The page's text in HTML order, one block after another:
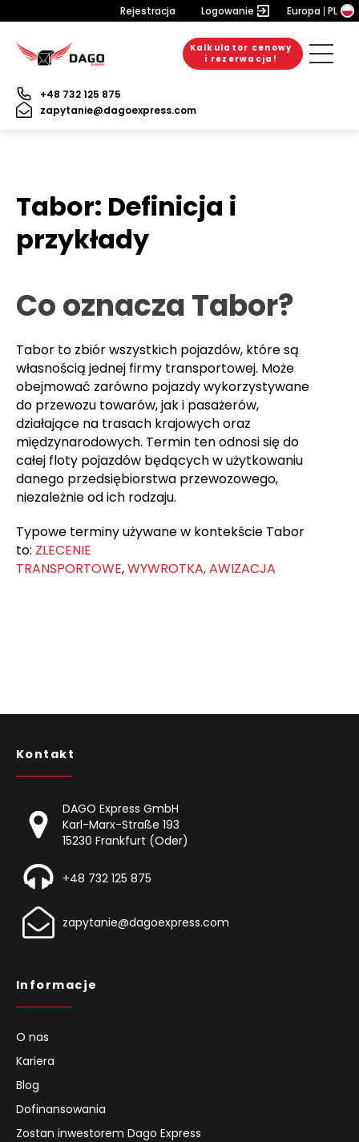
Rejestracja Logowanie Europa PL
Kalkulator cenowy
i rezerwacja!
+48 732 125 875
zapytanie@dagoexpress.com
Tabor: Definicja i
przykłady
Co oznacza Tabor?
Tabor to zbiór wszystkich pojazdów, które są
własnością jednej firmy transportowej. Może
obejmować zarówno pojazdy wykorzystywane
do przewozu towarów, jak i pasażerów,
działające na trasach krajowych oraz
międzynarodowych. Termin ten odnosi się do
całej floty pojazdów będących w użytkowaniu
danego przedsiębiorstwa przewozowego,
niezależnie od ich rodzaju.
Typowe terminy używane w kontekście Tabor
to: ZLECENIE
TRANSPORTOWE,WYWROTKA,AWIZACJA
Kontakt
DAGO Express GmbH
Karl-Marx-Straße 193
15230 Frankfurt (Oder)
+48 732 125 875
zapytanie@dagoexpress.com
Informacje
O nas
Kariera
Blog
Dofinansowania
Zostan inwestorem Dago Express